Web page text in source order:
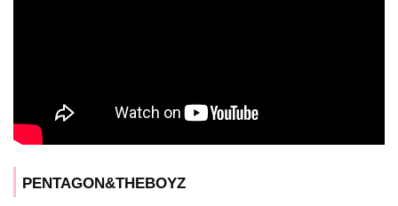
PENTAGON&THEBOYZ